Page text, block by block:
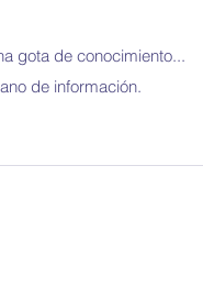
gota de conocimiento...
de información.